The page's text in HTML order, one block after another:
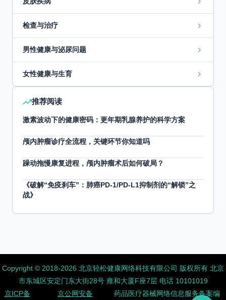
检查与治疗
男性健康与泌尿问题
女性健康与生育
推荐阅读
激素波动下的健康密码：更年期乳腺养护的科学方案
颅内肿瘤诊疗全流程，关键环节你知道吗
躁动拖慢康复进程，颅内肿瘤术后如何破局？
《破解“免疫刹车”：肺癌PD-1/PD-L1抑制剂的“解锁”之
战》
Copyright ©️ 2018-2026 北京轻松健康网络科技有限公司 版权所有 北京
市东城区安定门东大街28号 雍和大厦F座7层 电话 10101019
京ICP备
京公网安备 药品医疗器械网络信息服务备案编